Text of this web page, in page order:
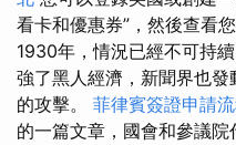
看卡和優惠券”，然後查看
1930年，情況已經不可持
強了黑人經濟，新聞界也
的攻擊。 菲律賓簽證申請
的一篇文章，國會和參議院